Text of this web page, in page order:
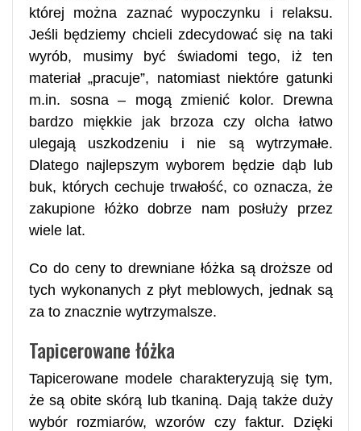
której można zaznać wypoczynku i relaksu.
Jeśli będziemy chcieli zdecydować się na taki
wyrób, musimy być świadomi tego, iż ten
materiał „pracuje”, natomiast niektóre gatunki
m.in. sosna – mogą zmienić kolor. Drewna
bardzo miękkie jak brzoza czy olcha łatwo
ulegają uszkodzeniu i nie są wytrzymałe.
Dlatego najlepszym wyborem będzie dąb lub
buk, których cechuje trwałość, co oznacza, że
zakupione łóżko dobrze nam posłuży przez
wiele lat.
Co do ceny to drewniane łóżka są droższe od
tych wykonanych z płyt meblowych, jednak są
za to znacznie wytrzymalsze.
Tapicerowane łóżka
Tapicerowane modele charakteryzują się tym,
że są obite skórą lub tkaniną. Dają także duży
wybór rozmiarów, wzorów czy faktur. Dzięki